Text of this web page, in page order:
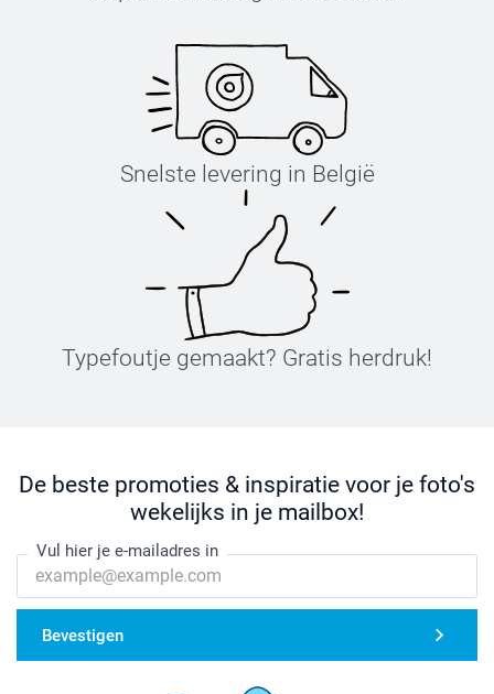
Snelste levering in België
Typefoutje gemaakt? Gratis herdruk!
De beste promoties & inspiratie voor je foto's
wekelijks in je mailbox!
Vul hier je e-mailadres in
Bevestigen